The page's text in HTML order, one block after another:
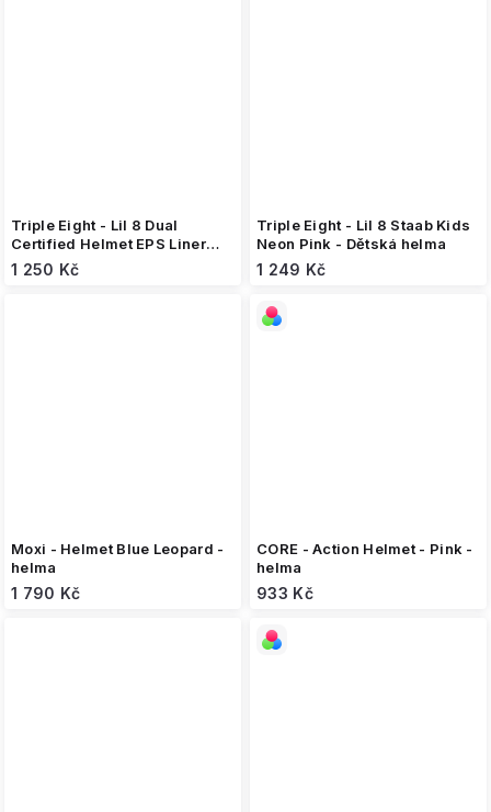
Triple Eight - Lil 8 Dual
Certified Helmet EPS Liner
Neon Pink - helma
1 250 Kč
Triple Eight - Lil 8 Staab Kids
Neon Pink - Dětská helma
1 249 Kč
Moxi - Helmet Blue Leopard -
helma
1 790 Kč
CORE - Action Helmet - Pink -
helma
933 Kč